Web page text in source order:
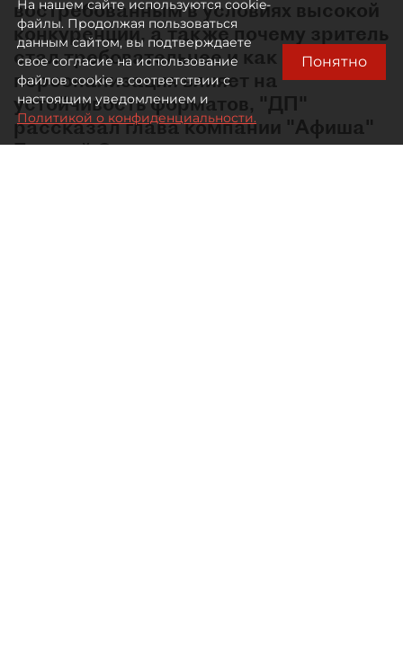
востребованным в условиях высокой
конкуренции, а также почему зритель
стал требовательнее и как
персонализация влияет на
устойчивость форматов, "ДП"
рассказал глава компании "Афиша"
Евгений Сидоров.
На нашем сайте используются cookie-
файлы. Продолжая пользоваться
данным сайтом, вы подтверждаете
свое согласие на использование
файлов cookie в соответствии с
настоящим уведомлением и
Политикой о конфиденциальности.
Понятно